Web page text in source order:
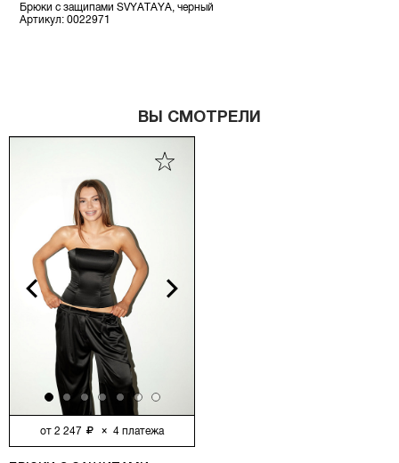
Брюки с защипами SVYATAYA, черный
Артикул: 0022971
ВЫ СМОТРЕЛИ
Next
от 2 247 × 4 платежа